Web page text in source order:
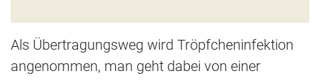
Als Übertragungsweg wird Tröpfcheninfektion
angenommen, man geht dabei von einer